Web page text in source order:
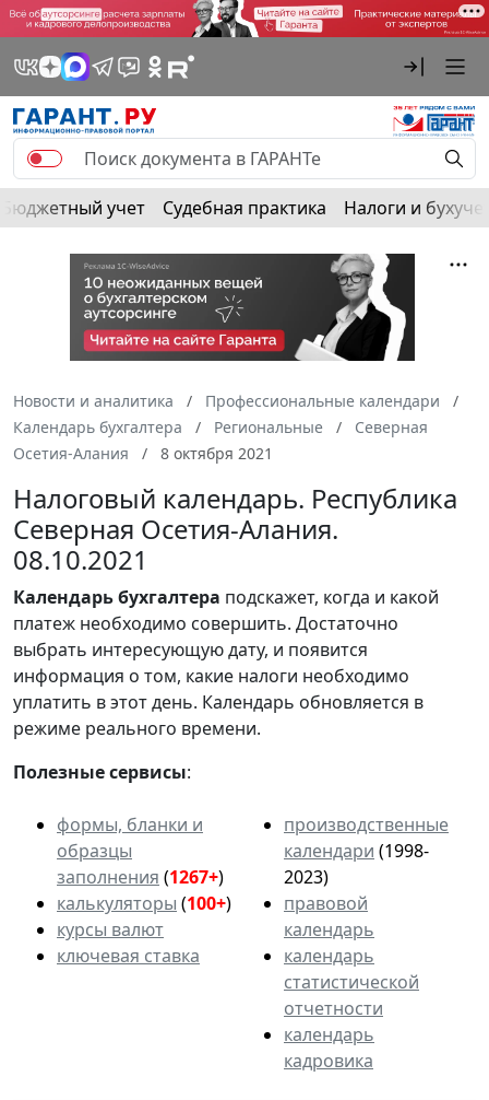
Бюджетный учет Судебная практика Налоги и
Новости и аналитика
Профессиональные календари
Календарь бухгалтера
Региональные
Северная
Осетия-Алания
8 октября 2021
Налоговый календарь. Республика
Северная Осетия-Алания.
08.10.2021
Календарьбухгалтера подскажет, когда и какой
платеж необходимо совершить. Достаточно
выбрать интересующую дату, и появится
информация о том, какие налоги необходимо
уплатить в этот день. Календарь обновляется в
режиме реального времени.
Полезные сервисы:
формы, бланки и
образцы
заполнения (1267+)
калькуляторы (100+)
курсы валют
ключевая ставка
производственные
календари (1998-
2023)
правовой
календарь
календарь
статистической
отчетности
календарь
кадровика